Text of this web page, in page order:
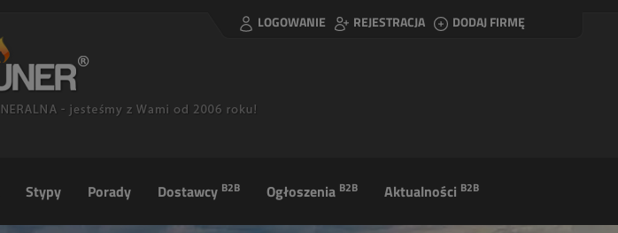
LOGOWANIE REJESTRACJA DODAJ FIRMĘ
Stypy Porady Dostawcy B2B Ogłoszenia B2B Aktualności B2B